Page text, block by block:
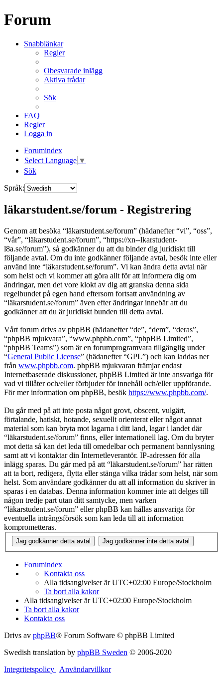
Forum
Snabblänkar
Regler
Obesvarade inlägg
Aktiva trådar
Sök
FAQ
Regler
Logga in
Forumindex
Select Language ▼
Sök
Språk:
läkarstudent.se/forum - Registrering
Genom att besöka “läkarstudent.se/forum” (hädanefter “vi”, “oss”,
“vår”, “läkarstudent.se/forum”, “https://xn--lkarstudent-
l8a.se/forum”), så godkänner du att du binder dig juridiskt till
följande avtal. Om du inte godkänner följande avtal, besök inte eller
använd inte “läkarstudent.se/forum”. Vi kan ändra detta avtal när
som helst och vi kommer att göra allt för att informera dig om
ändringar, men det vore klokt av dig att granska denna sida
regelbundet på egen hand eftersom fortsatt användning av
“läkarstudent.se/forum” även efter ändringar innebär att du
godkänner att du är juridiskt bunden till detta avtal.
Vårt forum drivs av phpBB (hädanefter “de”, “dem”, “deras”,
“phpBB mjukvara”, “www.phpbb.com”, “phpBB Limited”,
“phpBB Teams”) som är en forumprogramvara tillgänglig under
“General Public License” (hädanefter “GPL”) och kan laddas ner
från www.phpbb.com. phpBB mjukvaran främjar endast
Internetbaserade diskussioner, phpBB Limited är inte ansvariga för
vad vi tillåter och/eller förbjuder för innehåll och/eller uppförande.
För mer information om phpBB, besök https://www.phpbb.com/.
Du går med på att inte posta något grovt, obscent, vulgärt,
förtalande, hatiskt, hotande, sexuellt orienterat eller något annat
material som kan bryta mot lagarna i ditt land, lagar i landet där
“läkarstudent.se/forum” finns, eller internationell lag. Om du bryter
mot detta så kan det leda till omedelbar och permanent bannlysning
samt att vi kontaktar din Internetleverantör. IP-adressen för alla
inlägg sparas. Du går med på att “läkarstudent.se/forum” har rätten
att ta bort, redigera, flytta eller stänga vilka trådar som helst, när som
helst. Som användare godkänner du att all information du skriver in
sparas i en databas. Denna information kommer inte att delges till
någon tredje part utan ditt samtycke, men varken
“läkarstudent.se/forum” eller phpBB kan hållas ansvariga för
eventuella intrångsförsök som kan leda till att information
komprometteras.
Forumindex
Kontakta oss
Alla tidsangivelser är UTC+02:00 Europe/Stockholm
Ta bort alla kakor
Alla tidsangivelser är UTC+02:00 Europe/Stockholm
Ta bort alla kakor
Kontakta oss
Drivs av phpBB® Forum Software © phpBB Limited
Swedish translation by phpBB Sweden © 2006-2020
Integritetspolicy | Användarvillkor